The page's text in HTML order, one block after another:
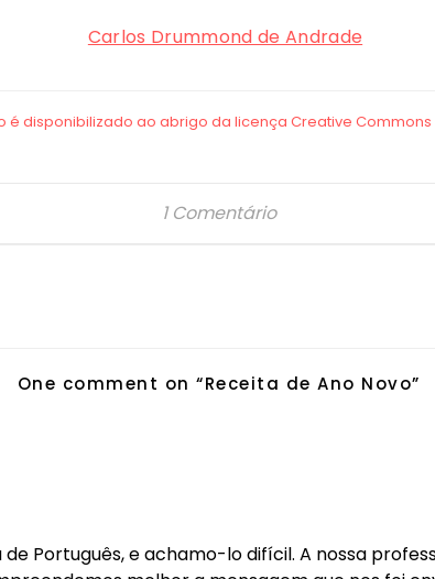
Carlos Drummond de Andrade
1 Comentário
One comment on “Receita de Ano Novo”
de Português, e achamo-lo difícil. A nossa